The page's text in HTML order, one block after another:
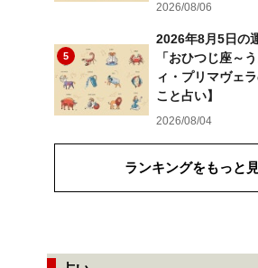
2026/08/06
5
2026年8月5日の
「おひつじ座～
ィ・プリマヴェ
こと占い】
2026/08/04
ランキングをもっと